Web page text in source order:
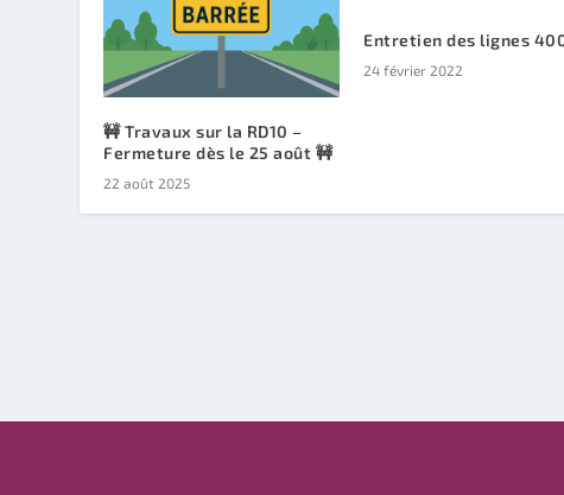
🚧 Travaux sur la RD10 –
Fermeture dès le 25 août 🚧
22 août 2025
Entretien des lignes
24 février 2022